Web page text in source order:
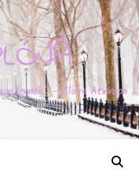
lennék." – Claire Atkinson